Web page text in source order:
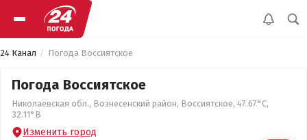
24 Канал Погода Воссиятское
Погода Воссиятское
Николаевская обл., Вознесенский район, Воссиятское, 47.67°С,
32.11°В
Изменить город